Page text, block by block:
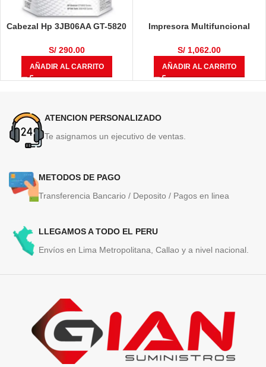
Cabezal Hp 3JB06AA GT-5820
S/290.00
AÑADIR AL CARRITO
Impresora Multifuncional
S/1,062.00
AÑADIR AL CARRITO
ATENCION PERSONALIZADO
Te asignamos un ejecutivo de ventas.
METODOS DE PAGO
Transferencia Bancario / Deposito / Pagos en linea
LLEGAMOS A TODO EL PERU
Envíos en Lima Metropolitana, Callao y a nivel nacional.